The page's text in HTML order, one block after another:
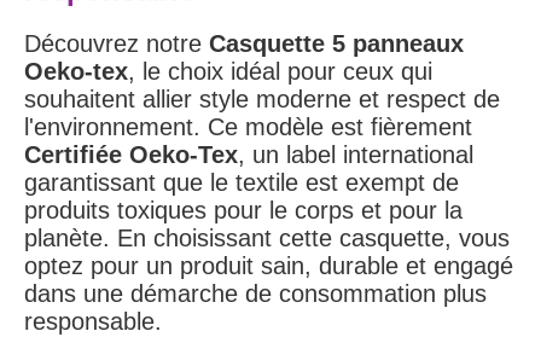
Découvrez notre Casquette 5 panneaux
Oeko-tex, le choix idéal pour ceux qui
souhaitent allier style moderne et respect de
l'environnement. Ce modèle est fièrement
Certifiée Oeko-Tex, un label international
garantissant que le textile est exempt de
produits toxiques pour le corps et pour la
planète. En choisissant cette casquette, vous
optez pour un produit sain, durable et engagé
dans une démarche de consommation plus
responsable.